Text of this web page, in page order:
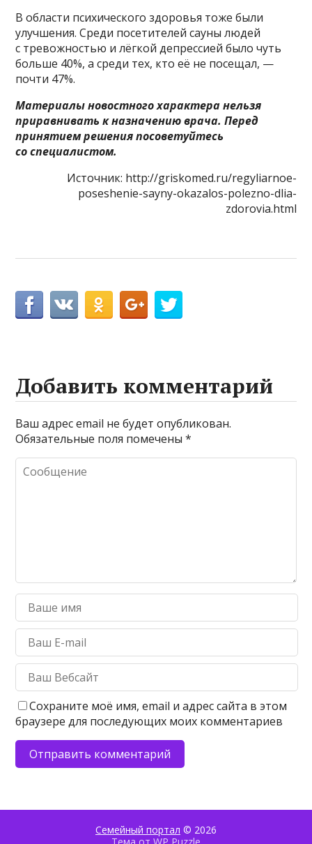
В области психического здоровья тоже были
улучшения. Среди посетителей сауны людей
с тревожностью и лёгкой депрессией было чуть
больше 40%, а среди тех, кто её не посещал, —
почти 47%.
Материалы новостного характера нельзя
приравнивать к назначению врача. Перед
принятием решения посоветуйтесь
со специалистом.
Источник: http://griskomed.ru/regyliarnoe-
poseshenie-sayny-okazalos-polezno-dlia-
zdorovia.html
Добавить комментарий
Ваш адрес email не будет опубликован.
Обязательные поля помечены*
Сохраните моё имя, email и адрес сайта в этом
браузере для последующих моих комментариев
Семейный портал © 2026